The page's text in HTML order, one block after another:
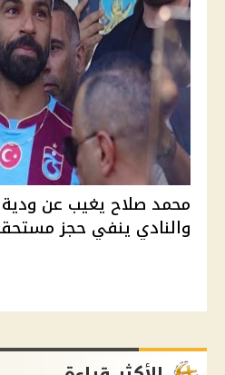
محمد صلاح يغيب عن ودية
والنادي ينفي حجز